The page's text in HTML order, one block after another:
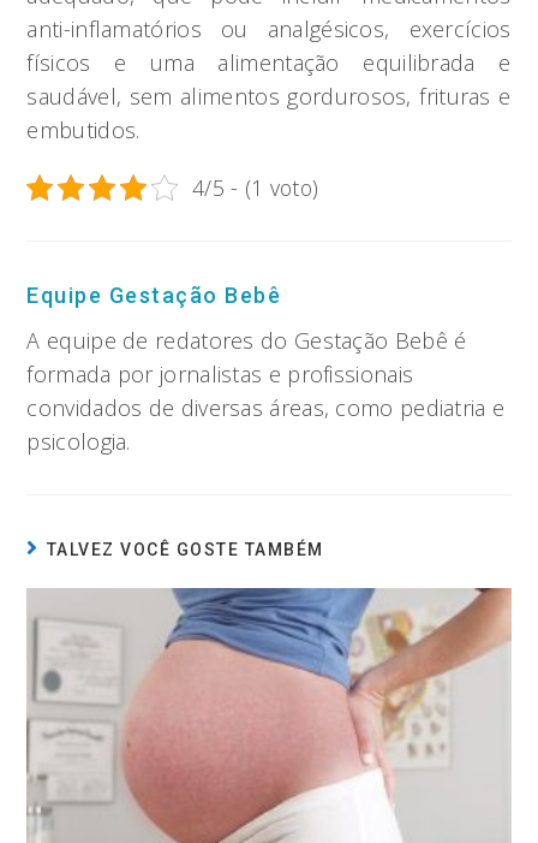
anti-inflamatórios ou analgésicos, exercícios
físicos e uma alimentação equilibrada e
saudável, sem alimentos gordurosos, frituras e
embutidos.
4/5 - (1 voto)
Equipe Gestação Bebê
A equipe de redatores do Gestação Bebê é
formada por jornalistas e profissionais
convidados de diversas áreas, como pediatria e
psicologia.
TALVEZ VOCÊ GOSTE TAMBÉM